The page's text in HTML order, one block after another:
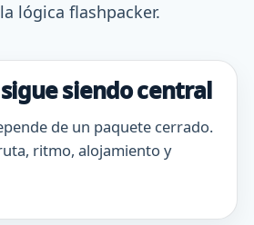
lógica flashpacker.
siendo central
de un paquete cerrado.
ritmo, alojamiento y